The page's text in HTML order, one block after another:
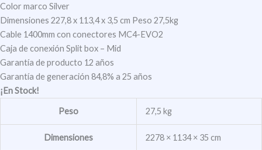
Color marco Silver
Dimensiones 227,8 x 113,4 x 3,5 cm Peso 27,5kg
Cable 1400mm con conectores MC4-EVO2
Caja de conexión Split box – Mid
Garantía de producto 12 años
Garantía de generación 84,8% a 25 años
¡En Stock!
Peso 27,5 kg
Dimensiones 2278 × 1134 × 35 cm